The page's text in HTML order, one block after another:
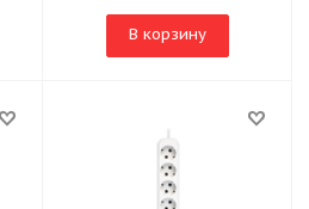
В корзину